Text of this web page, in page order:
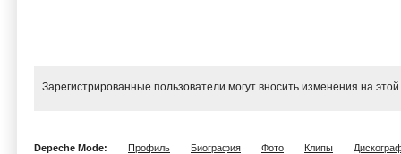
Зарегистрированные пользователи могут вносить изменения на
Depeche Mode: Профиль Биография Фото Клипы